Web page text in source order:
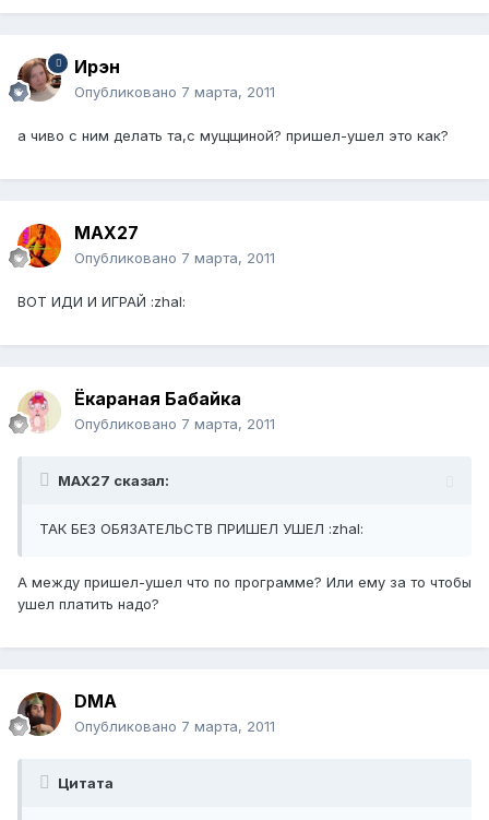
Ирэн
Опубликовано 7 марта, 2011
а чиво с ним делать та,с мущщиной? пришел-ушел это как?
MAX27
Опубликовано 7 марта, 2011
ВОТ ИДИ И ИГРАЙ :zhal:
Ёкараная Бабайка
Опубликовано 7 марта, 2011
MAX27 сказал:
ТАК БЕЗ ОБЯЗАТЕЛЬСТВ ПРИШЕЛ УШЕЛ :zhal:
А между пришел-ушел что по программе? Или ему за то чтобы
ушел платить надо?
DMA
Опубликовано 7 марта, 2011
Цитата